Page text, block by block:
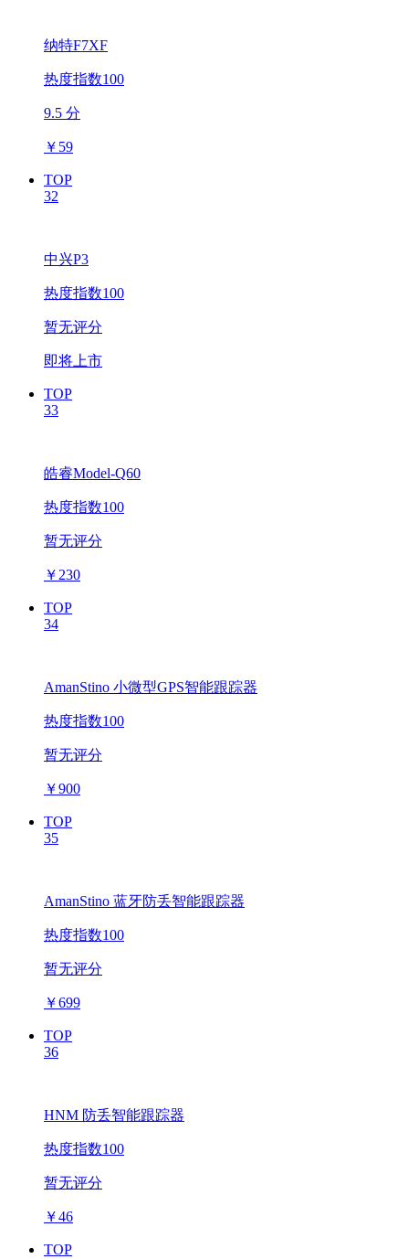
纳特F7XF
热度指数100
9.5 分
￥ 59
TOP
32
中兴P3
热度指数100
暂无评分
即将上市
TOP
33
皓睿Model-Q60
热度指数100
暂无评分
￥ 230
TOP
34
AmanStino 小微型GPS智能跟踪器
热度指数100
暂无评分
￥900
TOP
35
AmanStino 蓝牙防丢智能跟踪器
热度指数100
暂无评分
￥699
TOP
36
HNM 防丢智能跟踪器
热度指数100
暂无评分
￥46
TOP